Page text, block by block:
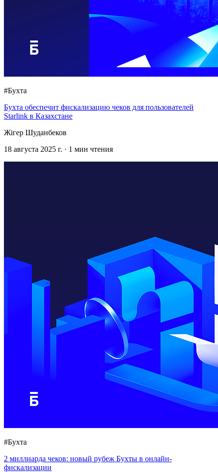
#Бухта
Бухта обеспечит фискализацию чеков для пользователей
Starlink в Казахстане
Жігер Шуданбеков
18 августа 2025 г. · 1 мин чтения
#Бухта
2 миллиарда чеков: новый рубеж Бухты в онлайн-
фискализации